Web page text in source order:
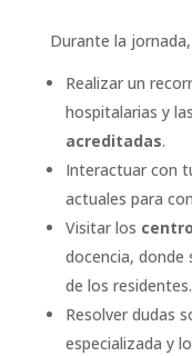
Durante la
Realizar un
hospitalarias y las
acreditadas.
Interactuar con
actuales para
Visitar los
docencia, donde
de los residentes.
Resolver dudas
especializada y